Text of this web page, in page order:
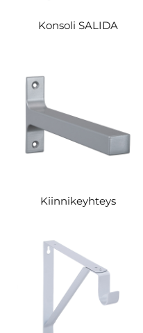
Konsoli SALIDA
Kiinnikeyhteys